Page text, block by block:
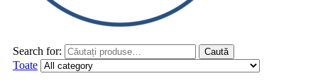
Search for: Caută
Toate